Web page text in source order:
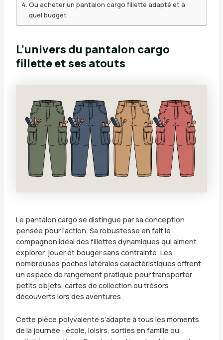
Où acheter un pantalon cargo fillette adapté et à
quel budget
L’univers du pantalon cargo
fillette et ses atouts
Le pantalon cargo se distingue par sa conception
pensée pour l’action. Sa robustesse en fait le
compagnon idéal des fillettes dynamiques qui aiment
explorer, jouer et bouger sans contrainte. Les
nombreuses poches latérales caractéristiques offrent
un espace de rangement pratique pour transporter
petits objets, cartes de collection ou trésors
découverts lors des aventures.
Cette pièce polyvalente s’adapte à tous les moments
de la journée : école, loisirs, sorties en famille ou